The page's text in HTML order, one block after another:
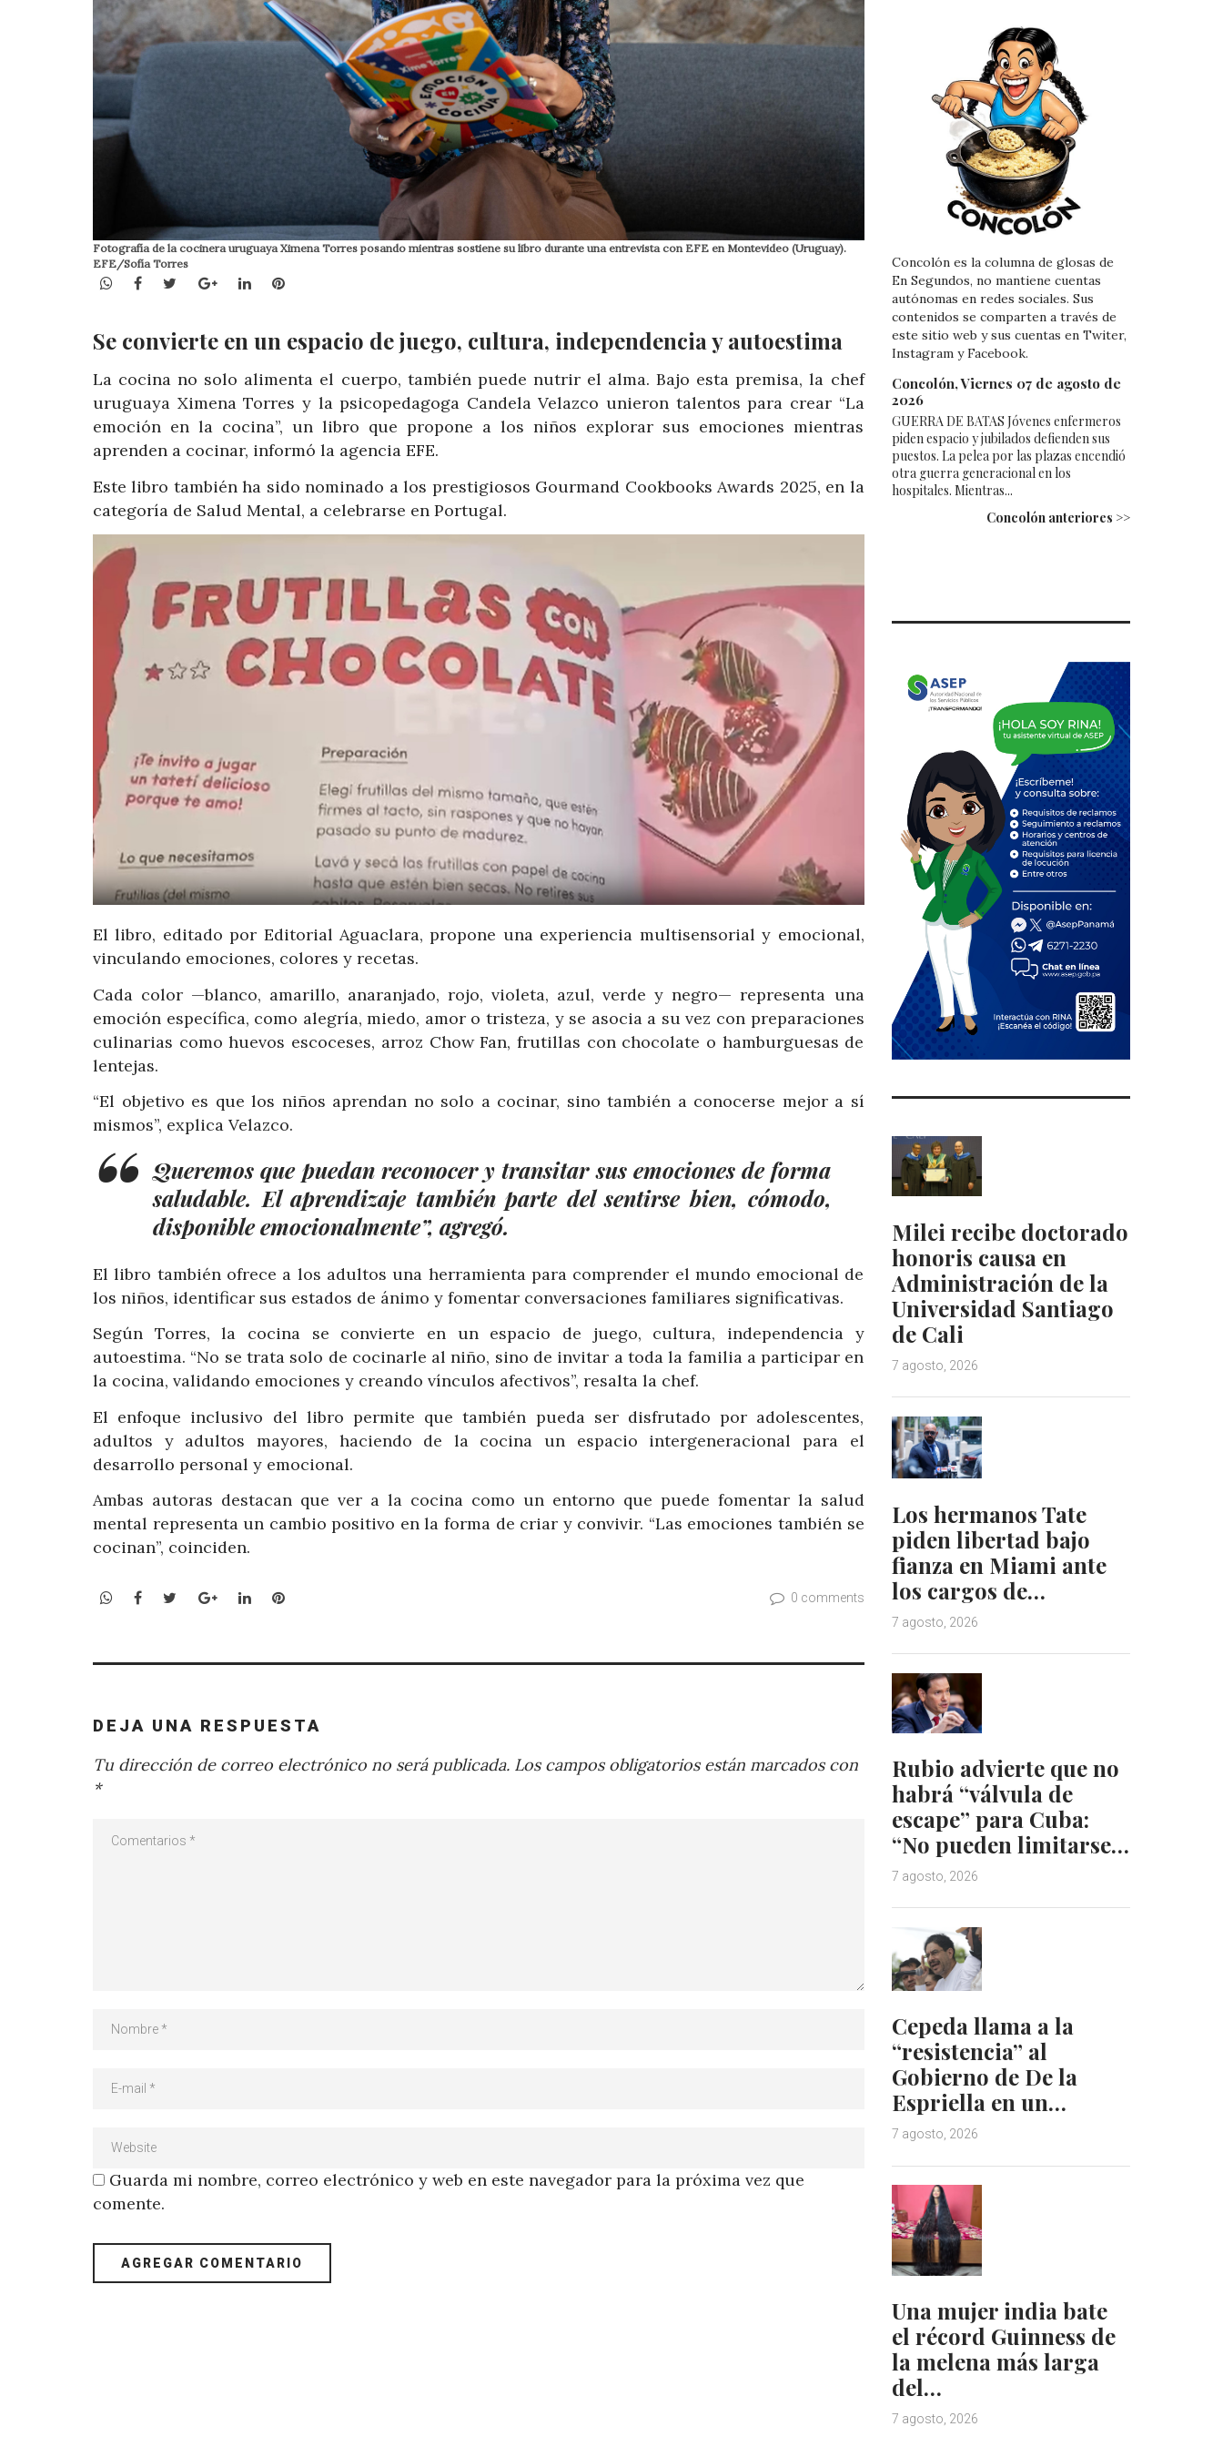
Fotografía de la cocinera uruguaya Ximena Torres posando mientras sostiene su libro durante una entrevista con EFE en Montevideo (Uruguay).
EFE/Sofía Torres
WhatsApp
Facebook
TwitterGoogle+LinkedInPinterest
Se convierte en un espacio de juego, cultura, independencia y autoestima
La cocina no solo alimenta el cuerpo, también puede nutrir el alma. Bajo esta premisa, la chef
uruguaya Ximena Torres y la psicopedagoga Candela Velazco unieron talentos para crear “La
emoción en la cocina”, un libro que propone a los niños explorar sus emociones mientras
aprenden a cocinar, informó la agencia EFE.
Este libro también ha sido nominado a los prestigiosos Gourmand Cookbooks Awards 2025, en la
categoría de Salud Mental, a celebrarse en Portugal.
El libro, editado por Editorial Aguaclara, propone una experiencia multisensorial y emocional,
vinculando emociones, colores y recetas.
Cada color —blanco, amarillo, anaranjado, rojo, violeta, azul, verde y negro— representa una
emoción específica, como alegría, miedo, amor o tristeza, y se asocia a su vez con preparaciones
culinarias como huevos escoceses, arroz Chow Fan, frutillas con chocolate o hamburguesas de
lentejas.
“El objetivo es que los niños aprendan no solo a cocinar, sino también a conocerse mejor a sí
mismos”, explica Velazco.
Queremos que puedan reconocer y transitar sus emociones de forma
saludable. El aprendizaje también parte del sentirse bien, cómodo,
disponible emocionalmente”, agregó.
El libro también ofrece a los adultos una herramienta para comprender el mundo emocional de
los niños, identificar sus estados de ánimo y fomentar conversaciones familiares significativas.
Según Torres, la cocina se convierte en un espacio de juego, cultura, independencia y
autoestima. “No se trata solo de cocinarle al niño, sino de invitar a toda la familia a participar en
la cocina, validando emociones y creando vínculos afectivos”, resalta la chef.
El enfoque inclusivo del libro permite que también pueda ser disfrutado por adolescentes,
adultos y adultos mayores, haciendo de la cocina un espacio intergeneracional para el
desarrollo personal y emocional.
Ambas autoras destacan que ver a la cocina como un entorno que puede fomentar la salud
mental representa un cambio positivo en la forma de criar y convivir. “Las emociones también se
cocinan”, coinciden.
WhatsApp
Facebook
TwitterGoogle+LinkedInPinterest 0 comments
DEJA UNA RESPUESTA
Tu dirección de correo electrónico no será publicada. Los campos obligatorios están marcados con
*
Guarda mi nombre, correo electrónico y web en este navegador para la próxima vez que
comente.
Concolón es la columna de glosas de
En Segundos, no mantiene cuentas
autónomas en redes sociales. Sus
contenidos se comparten a través de
este sitio web y sus cuentas en Twiter,
Instagram y Facebook.
Concolón, Viernes 07 de agosto de
2026
GUERRA DE BATAS Jóvenes enfermeros
piden espacio y jubilados defienden sus
puestos. La pelea por las plazas encendió
otra guerra generacional en los
hospitales. Mientras...
Concolón anteriores >>
Milei recibe doctorado
honoris causa en
Administración de la
Universidad Santiago
de Cali
7 agosto, 2026
Los hermanos Tate
piden libertad bajo
fianza en Miami ante
los cargos de…
7 agosto, 2026
Rubio advierte que no
habrá “válvula de
escape” para Cuba:
“No pueden limitarse…
7 agosto, 2026
Cepeda llama a la
“resistencia” al
Gobierno de De la
Espriella en un…
7 agosto, 2026
Una mujer india bate
el récord Guinness de
la melena más larga
del…
7 agosto, 2026